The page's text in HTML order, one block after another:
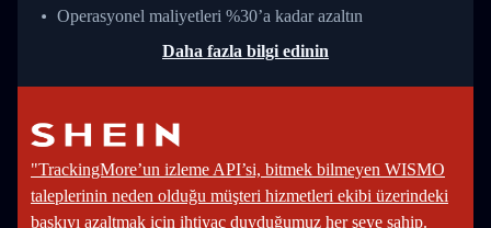
Operasyonel maliyetleri %30’a kadar azaltın
Daha fazla bilgi edinin
"TrackingMore’un izleme API’si, bitmek bilmeyen WISMO
taleplerinin neden olduğu müşteri hizmetleri ekibi üzerindeki
baskıyı azaltmak için ihtiyaç duyduğumuz her şeye sahip.